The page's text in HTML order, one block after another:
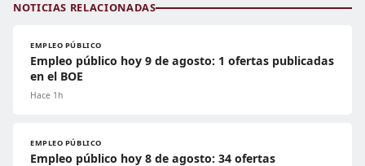
NOTICIAS RELACIONADAS
EMPLEO PÚBLICO
Empleo público hoy 9 de agosto: 1 ofertas publicadas
en el BOE
Hace 1h
EMPLEO PÚBLICO
Empleo público hoy 8 de agosto: 34 ofertas